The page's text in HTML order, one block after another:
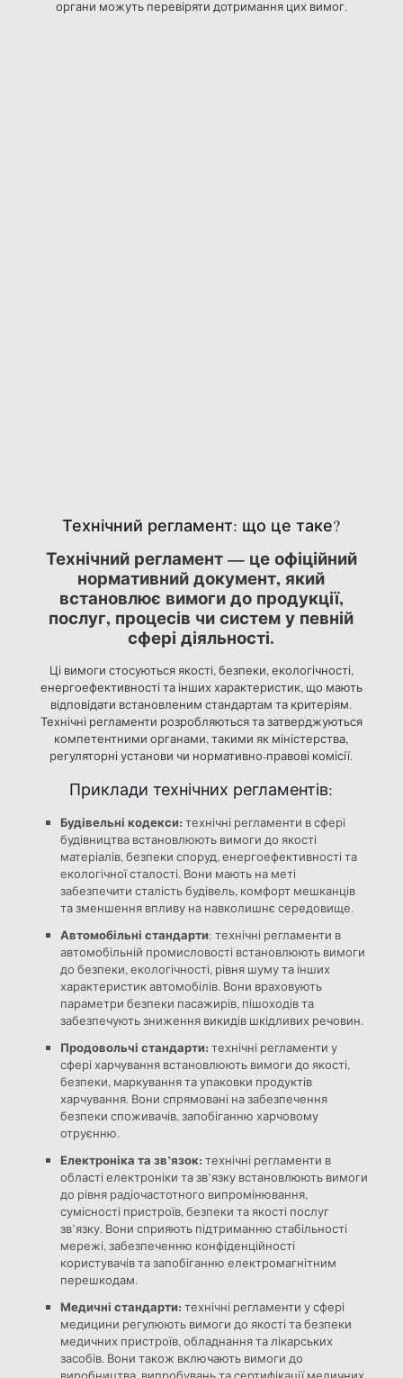
органи можуть перевіряти дотримання цих вимог.
Технічний регламент: що це таке?
Технічний регламент — це офіційний
нормативний документ, який
встановлює вимоги до продукції,
послуг, процесів чи систем у певній
сфері діяльності.
Ці вимоги стосуються якості, безпеки, екологічності,
енергоефективності та інших характеристик, що мають
відповідати встановленим стандартам та критеріям.
Технічні регламенти розробляються та затверджуються
компетентними органами, такими як міністерства,
регуляторні установи чи нормативно-правові комісії.
Приклади технічних регламентів:
Будівельні кодекси: технічні регламенти в сфері
будівництва встановлюють вимоги до якості
матеріалів, безпеки споруд, енергоефективності та
екологічної сталості. Вони мають на меті
забезпечити сталість будівель, комфорт мешканців
та зменшення впливу на навколишнє середовище.
Автомобільні стандарти: технічні регламенти в
автомобільній промисловості встановлюють вимоги
до безпеки, екологічності, рівня шуму та інших
характеристик автомобілів. Вони враховують
параметри безпеки пасажирів, пішоходів та
забезпечують зниження викидів шкідливих речовин.
Продовольчі стандарти: технічні регламенти у
сфері харчування встановлюють вимоги до якості,
безпеки, маркування та упаковки продуктів
харчування. Вони спрямовані на забезпечення
безпеки споживачів, запобіганню харчовому
отруєнню.
Електроніка та зв’язок: технічні регламенти в
області електроніки та зв’язку встановлюють вимоги
до рівня радіочастотного випромінювання,
сумісності пристроїв, безпеки та якості послуг
зв’язку. Вони сприяють підтриманню стабільності
мережі, забезпеченню конфіденційності
користувачів та запобіганню електромагнітним
перешкодам.
Медичні стандарти: технічні регламенти у сфері
медицини регулюють вимоги до якості та безпеки
медичних пристроїв, обладнання та лікарських
засобів. Вони також включають вимоги до